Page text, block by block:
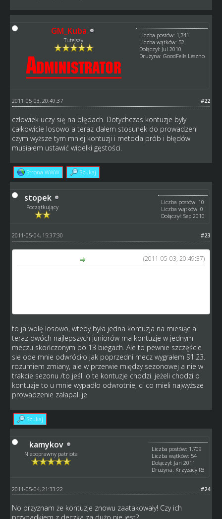
GM_Kuba
Tutejszy
Liczba postów: 1,741
Liczba wątków: 52
Dołączył: Jul 2010
Drużyna: GoodFells Leszno
#22
2011-05-03, 20:49:37
człowiek uczy się na błędach. Dotychczas kontuzje były
całkowicie losowo a teraz dałem stosunek do prowadzeni
czym wyższe tym mniej kontuzji i metoda prób i błędów
musiałem ustawić widełki gęstości.
Strona WWW Szukaj
stopek
Początkujący
Liczba postów: 10
Liczba wątków: 0
Dołączył: Sep 2010
#23
2011-05-04, 15:37:30
(2011-05-03, 20:49:37)
to ja wolę losowo, wtedy była jedna kontuzja na miesiąc a
teraz dwóch najlepszych juniorów ma kontuzje w jednym
meczu skończonym po 13 biegach. Ale to pewnie szczęście
sie ode mnie odwróciło jak poprzedni mecz wygrałem 91:23.
rozumiem zmiany, ale w przerwie między sezonowej a nie w
trakcie sezonu /to jeśli o te kontuzje chodzi. jeżeli chodzi o
kontuzje to u mnie wypadło odwrotnie, ci co mieli najwyższe
prowadzenie załapali je
Szukaj
kamykov
Niepoprawny patriota
Liczba postów: 1,709
Liczba wątków: 54
Dołączył: Jan 2011
Drużyna: Krzyżacy R3
#24
2011-05-04, 21:33:22
No przyznam że kontuzje znowu zaatakowały! Czy ich